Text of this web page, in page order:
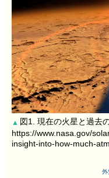
▲ 図1. 現在の火星と過去
https://www.nasa.gov/
insight-into-how-much-